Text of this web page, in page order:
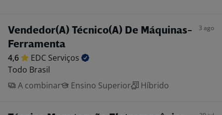
Vendedor(A) Técnico(A) De Máquinas-
Ferramenta
3 ago
4,6 EDC Serviços
Todo Brasil
A combinar
Ensino Superior Híbrido